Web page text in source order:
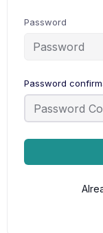
Password
Password